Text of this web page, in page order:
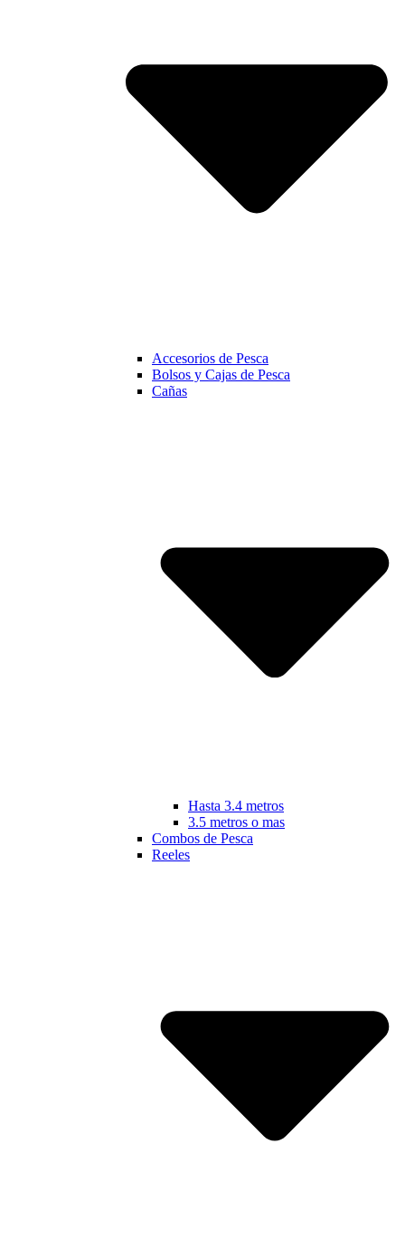
Accesorios de Pesca
Bolsos y Cajas de Pesca
Cañas
Hasta 3.4 metros
3.5 metros o mas
Combos de Pesca
Reeles